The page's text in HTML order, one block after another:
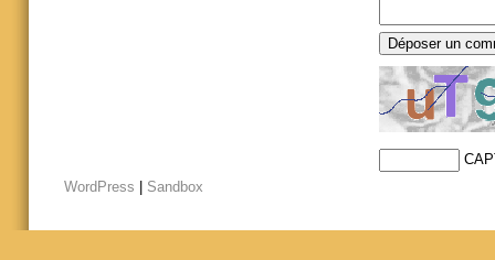
WordPress
Sandbox